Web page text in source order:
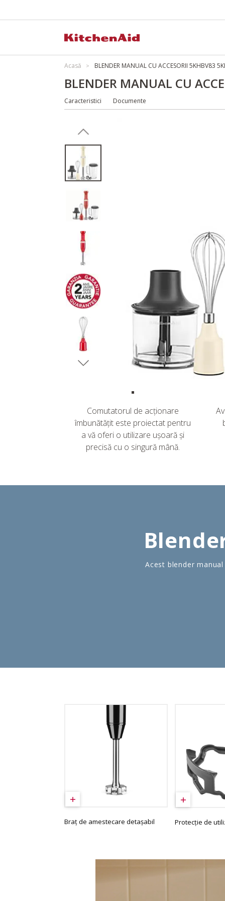
Acasă BLENDER MANUAL CU ACCESORII 5KHBV83
BLENDER MANUAL CU
Caracteristici Documente
Comutatorul de acționare
îmbunătățit este proiectat pentru
a vă oferi o utilizare ușoară și
precisă cu o singură mână.
Acest blender
Braț de amestecare detașabil Protecție de